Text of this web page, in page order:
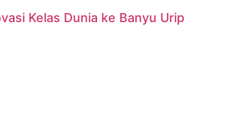
Kelas Dunia ke Banyu Urip